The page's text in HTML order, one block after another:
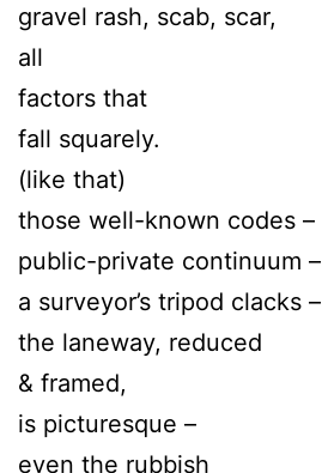
gravel rash, scab, scar,
all
factors that
fall squarely.
(like that)
those well-known codes –
public-private continuum –
a surveyor’s tripod clacks –
the laneway, reduced
& framed,
is picturesque –
even the rubbish